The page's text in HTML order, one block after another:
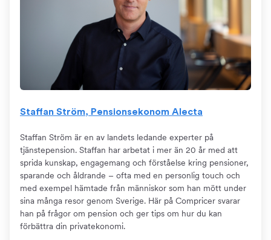
Staffan Ström, Pensionsekonom Alecta
Staffan Ström är en av landets ledande experter på
tjänstepension. Staffan har arbetat i mer än 20 år med att
sprida kunskap, engagemang och förståelse kring pensioner,
sparande och åldrande – ofta med en personlig touch och
med exempel hämtade från människor som han mött under
sina många resor genom Sverige. Här på Compricer svarar
han på frågor om pension och ger tips om hur du kan
förbättra din privatekonomi.